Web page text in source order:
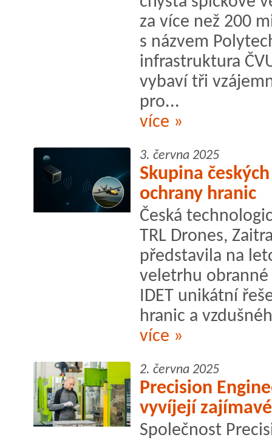
za více než 200
s názvem
infrastruktura
vybaví tři
pro...
více »
3. června 2025
Skupina
ochrany hranic
Česká
TRL Drones,
představila na
veletrhu
IDET unikátní
hranic a
více »
2. června 2025
Precision
vyvíjejí
Společnost